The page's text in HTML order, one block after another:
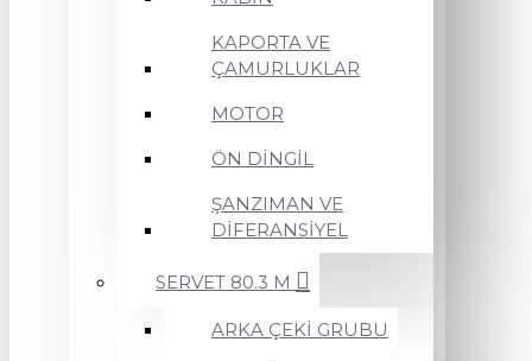
KAPORTA VE
ÇAMURLUKLAR
MOTOR
ÖN DİNGİL
ŞANZIMAN VE
DİFERANSİYEL
SERVET 80.3 M
ARKA ÇEKİ GRUBU